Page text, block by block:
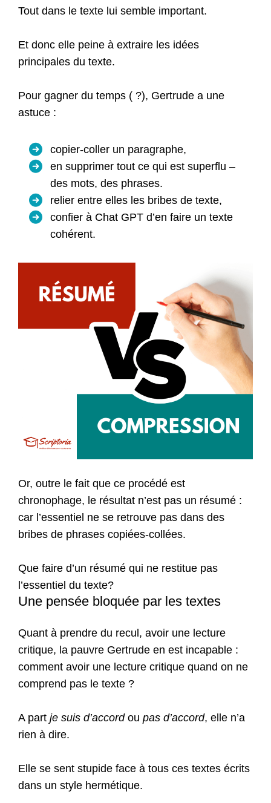
Tout dans le texte lui semble important.
Et donc elle peine à extraire les idées
principales du texte.
Pour gagner du temps ( ?), Gertrude a une
astuce :
copier-coller un paragraphe,
en supprimer tout ce qui est superflu –
des mots, des phrases.
relier entre elles les bribes de texte,
confier à Chat GPT d’en faire un texte
cohérent.
Or, outre le fait que ce procédé est
chronophage, le résultat n’est pas un résumé :
car l’essentiel ne se retrouve pas dans des
bribes de phrases copiées-collées.
Que faire d’un résumé qui ne restitue pas
l’essentiel du texte?
Une pensée bloquée par les textes
Quant à prendre du recul, avoir une lecture
critique, la pauvre Gertrude en est incapable :
comment avoir une lecture critique quand on ne
comprend pas le texte ?
A part je suis d’accordou pas d’accord, elle n’a
rien à dire.
Elle se sent stupide face à tous ces textes écrits
dans un style hermétique.